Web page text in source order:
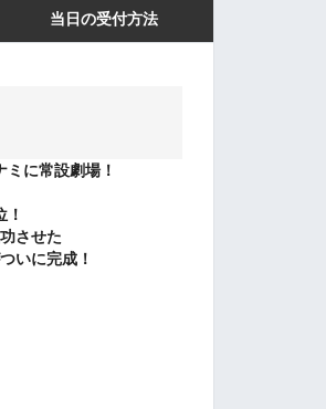
当日の受付方法
に常設劇場！
させた
いに完成！